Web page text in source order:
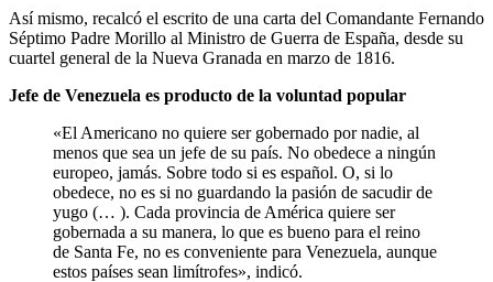
Así mismo, recalcó el escrito de una carta del Comandante Fernando
Séptimo Padre Morillo al Ministro de Guerra de España, desde su
cuartel general de la Nueva Granada en marzo de 1816.
Jefe de Venezuela es producto de la voluntad popular
«El Americano no quiere ser gobernado por nadie, al
menos que sea un jefe de su país. No obedece a ningún
europeo, jamás. Sobre todo si es español. O, si lo
obedece, no es si no guardando la pasión de sacudir de
yugo (… ). Cada provincia de América quiere ser
gobernada a su manera, lo que es bueno para el reino
de Santa Fe, no es conveniente para Venezuela, aunque
estos países sean limítrofes», indicó.